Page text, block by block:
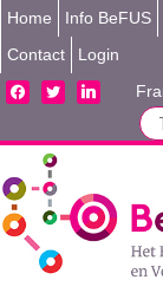
Home Info BeFUS
Contact
Login
facebooktwitterlinkedin
Search
for: